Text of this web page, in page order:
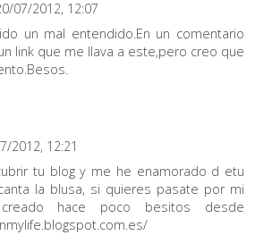
07/2012, 12:07
un mal entendido.En un comentario
link que me llava a este,pero creo que
2012, 12:21
tu blog y me he enamorado d etu
la blusa, si quieres pasate por mi
hace poco besitos desde